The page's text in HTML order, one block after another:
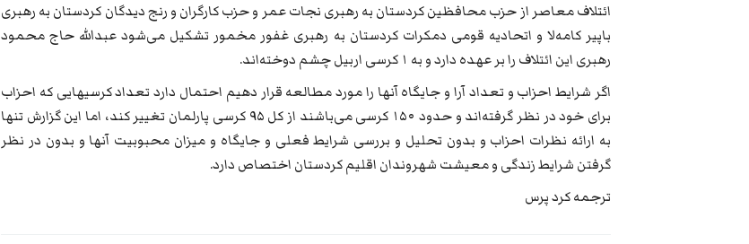
ائتلاف معاصر از حزب محافظین کردستان به رهبری نجات عمر و حزب کارگران و رنج دیدگان کردستان به رهبری
باپیر کامه‌لا و اتحادیه قومی دمکرات کردستان به رهبری غفور مخمور تشکیل می‌شود عبدالله حاج محمود
رهبری این ائتلاف را بر عهده دارد و به ۱ کرسی اربیل چشم دوخته‌اند.
اگر شرایط احزاب و تعداد آرا و جایگاه آنها را مورد مطالعه قرار دهیم احتمال دارد تعداد کرسیهایی که احزاب
برای خود در نظر گرفته‌اند و حدود ۱۵۰ کرسی می‌باشند از کل ۹۵ کرسی پارلمان تغییر کند، اما این گزارش تنها
به ارائه نظرات احزاب و بدون تحلیل و بررسی شرایط فعلی و جایگاه و میزان محبوبیت آنها و بدون در نظر
گرفتن شرایط زندگی و معیشت شهروندان اقلیم کردستان اختصاص دارد.
ترجمه کرد پرس